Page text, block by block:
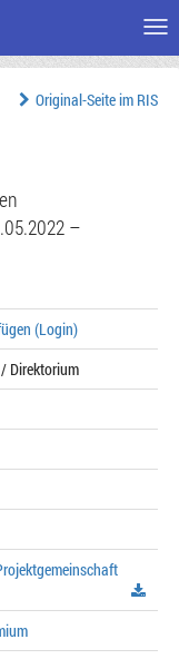
Original-Seite im RIS
–
(Login)
Direktorium